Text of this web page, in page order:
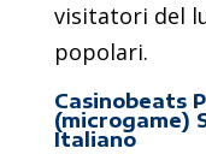
visitatori del
popolari.
Casinobeats
(microgame)
Italiano